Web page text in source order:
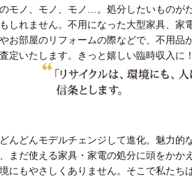
モノ、モノ、モノ…。処分したいものが
しれません。不用になった大型家具、家
お部屋のリフォームの際などで、不用品
定いたします。きっと嬉しい臨時収入に！
んどんモデルチェンジして進化。魅力的
まだ使える家具・家電の処分に頭をか
にもやさしくありません。そこで私たち